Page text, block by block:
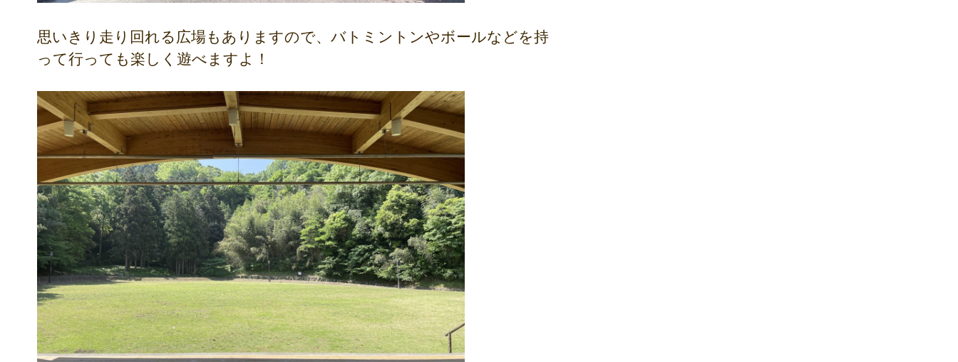
思いきり走り回れる広場もありますので、バトミントンやボールなどを持
って行っても楽しく遊べますよ！